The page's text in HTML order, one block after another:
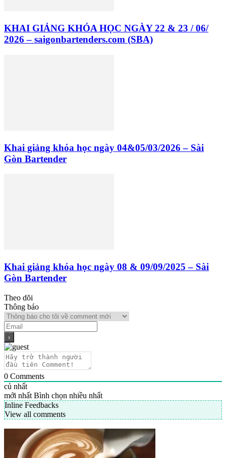
KHAI GIẢNG KHÓA HỌC NGÀY 22 & 23 / 06/
2026 – saigonbartenders.com (SBA)
Khai giảng khóa học ngày 04&05/03/2026 – Sài
Gòn Bartender
Khai giảng khóa học ngày 08 & 09/09/2025 – Sài
Gòn Bartender
Theo dõi
Thông báo
0 Comments
củ nhất
mới nhất Bình chọn nhiều nhất
Inline Feedbacks
View all comments